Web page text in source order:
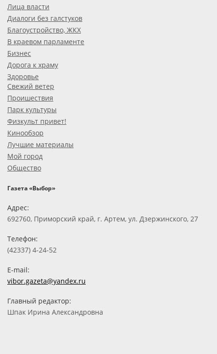
Лица власти
Диалоги без галстуков
Благоустройство, ЖКХ
В краевом парламенте
Бизнес
Дорога к храму
Здоровье
Свежий ветер
Проишествия
Парк культуры
Физкульт привет!
Кинообзор
Лучшие материалы
Мой город
Общество
Газета «Выбор»
Адрес:
692760, Приморский край, г. Артем, ул. Дзержинского, 27
Телефон:
(42337) 4-24-52
E-mail:
vibor.gazeta@yandex.ru
Главный редактор:
Шпак Ирина Александровна